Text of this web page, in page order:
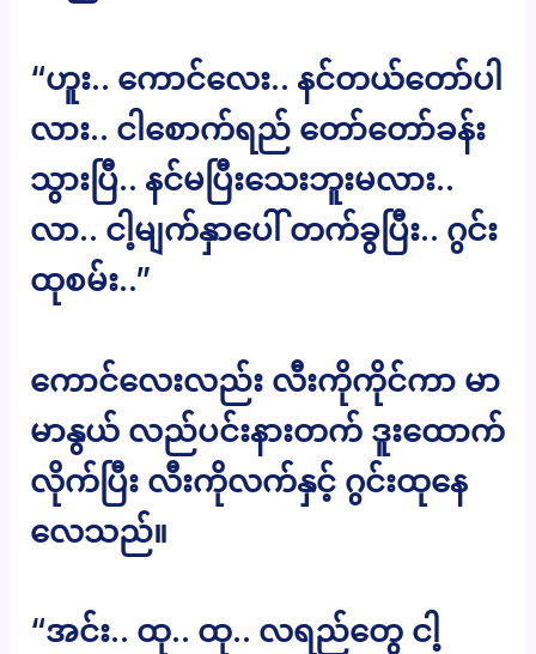
“ဟူး.. ကောင်လေး.. နင်တယ်တော်ပါ
လား.. ငါစောက်ရည် တော်တော်ခန်း
သွားပြီ.. နင်မပြီးသေးဘူးမလား..
လာ.. ငါ့မျက်နှာပေါ် တက်ခွပြီး.. ဂွင်း
ထုစမ်း..”
ကောင်လေးလည်း လီးကိုကိုင်ကာ မာ
မာနွယ် လည်ပင်းနားတက် ဒူးထောက်
လိုက်ပြီး လီးကိုလက်နှင့် ဂွင်းထုနေ
လေသည်။
“အင်း.. ထု.. ထု.. လရည်တွေ ငါ့